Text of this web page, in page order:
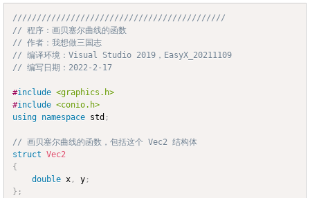
////////////////////////////////////////////
// 程序：画贝塞尔曲线的函数
// 作者：我想做三国志
// 编译环境：Visual Studio 2019，EasyX_20211109
// 编写日期：2022-2-17
#include <graphics.h>
#include <conio.h>
using namespace std ;
// 画贝塞尔曲线的函数，包括这个 Vec2 结构体
struct Vec2
{
double x , y ;
} ;